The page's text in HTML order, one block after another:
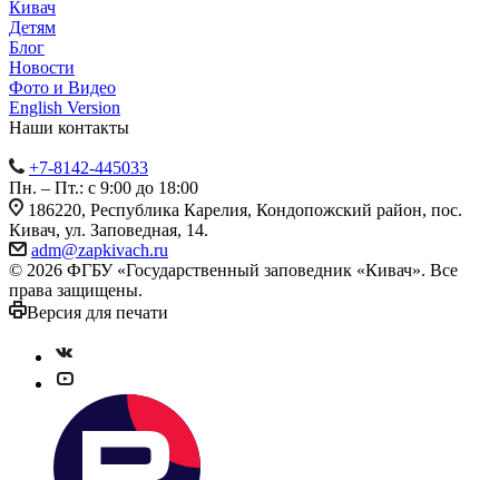
Кивач
Детям
Блог
Новости
Фото и Видео
English Version
Наши контакты
+7-8142-445033
Пн. – Пт.: с 9:00 до 18:00
186220, Республика Карелия, Кондопожский район, пос.
Кивач, ул. Заповедная, 14.
adm@zapkivach.ru
© 2026 ФГБУ «Государственный заповедник «Кивач». Все
права защищены.
Версия для печати